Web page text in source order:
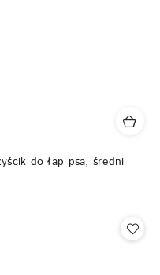
do łap psa, średni